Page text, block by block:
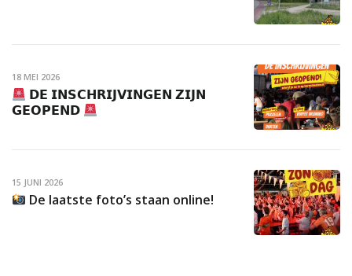
18 MEI 2026
𝗗𝗘 𝗜𝗡𝗦𝗖𝗛𝗥𝗜𝗝𝗩𝗜𝗡𝗚𝗘𝗡 𝗭𝗜𝗝𝗡
𝗚𝗘𝗢𝗣𝗘𝗡𝗗
15 JUNI 2026
De laatste foto’s staan online!